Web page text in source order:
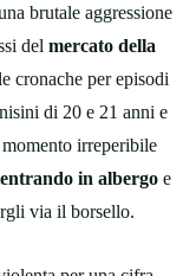
brutale aggressione
del mercato della
cronache per episodi
di 20 e 21 anni e
irreperibile
in albergo e
via il borsello.